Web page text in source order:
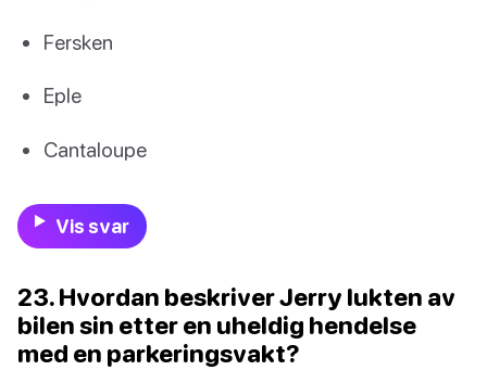
Fersken
Eple
Cantaloupe
Vis svar
23. Hvordan beskriver Jerry lukten av
bilen sin etter en uheldig hendelse
med en parkeringsvakt?